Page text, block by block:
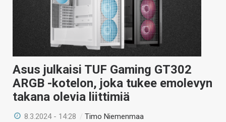
Asus julkaisi TUF Gaming GT302
ARGB -kotelon, joka tukee emolevyn
takana olevia liittimiä
8.3.2024 - 14:28 /Timo Niemenmaa